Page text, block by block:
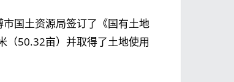
国土资源局签订了《国有土地
（50.32亩）并取得了土地使用